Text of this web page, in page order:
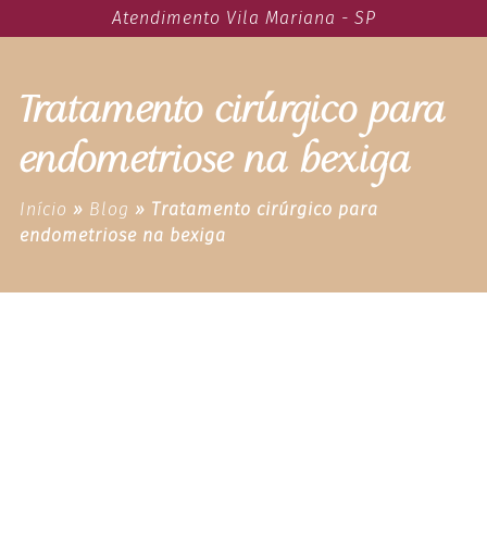
Atendimento Vila Mariana - SP
Tratamento cirúrgico para
endometriose na bexiga
Início » Blog » Tratamento cirúrgico para
endometriose na bexiga